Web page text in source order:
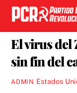
Skip
content
El virus del
sin fin del
ADMIN Estados